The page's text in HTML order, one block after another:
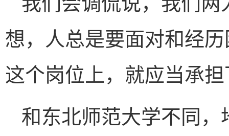
想，人总是要面对和经
这个岗位上，就应当承
和东北师范大学不同